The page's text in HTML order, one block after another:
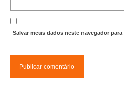
Salvar meus dados neste navegador